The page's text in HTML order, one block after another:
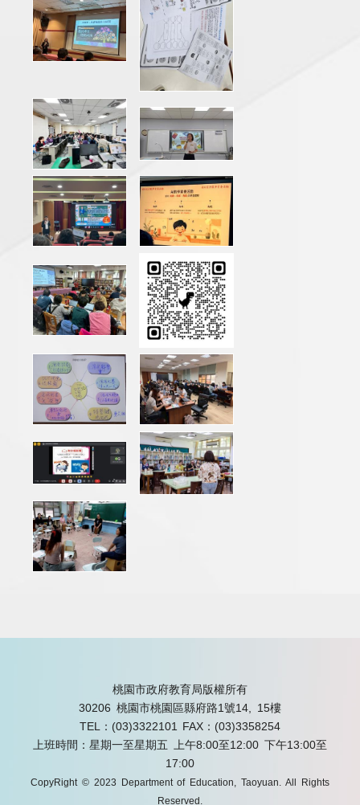
桃園市政府教育局版權所有
30206 桃園市桃園區縣府路1號14, 15樓
TEL：(03)3322101 FAX：(03)3358254
上班時間：星期一至星期五 上午8:00至12:00 下午13:00至
17:00
CopyRight © 2023 Department of Education, Taoyuan. All Rights
Reserved.